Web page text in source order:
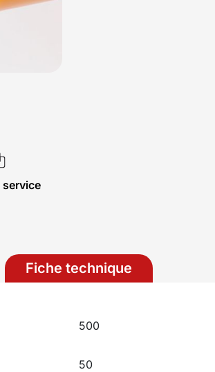
service
Fiche technique
500
50